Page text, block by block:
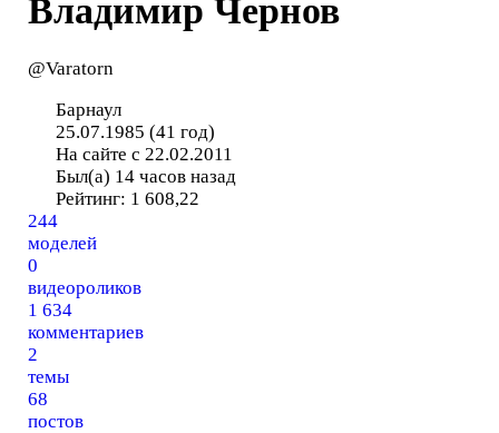
Владимир Чернов
@Varatorn
Барнаул
25.07.1985 (41 год)
На сайте с 22.02.2011
Был(а) 14 часов назад
Рейтинг: 1 608,22
244
моделей
0
видеороликов
1 634
комментариев
2
темы
68
постов